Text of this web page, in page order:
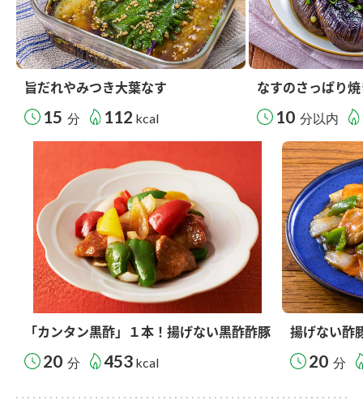
旨だれやみつき大葉なす
15 分 112 kcal
なすのさっぱり
10 分以内
「カンタン黒酢」１本！揚げない黒酢酢豚
20 分 453 kcal
揚げない酢
20 分